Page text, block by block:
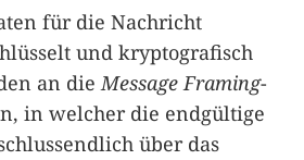
für die Nachricht
und kryptografisch
an dieMessage Framing-
in welcher die endgültige
über das